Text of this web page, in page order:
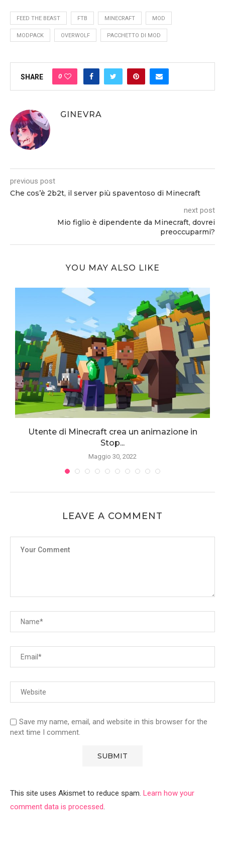
FEED THE BEAST FTB MINECRAFT MOD
MODPACK OVERWOLF PACCHETTO DI MOD
SHARE 0
GINEVRA
previous post
Che cos’è 2b2t, il server più spaventoso di Minecraft
next post
Mio figlio è dipendente da Minecraft, dovrei
preoccuparmi?
YOU MAY ALSO LIKE
Utente di Minecraft crea un animazione in
Stop...
Maggio 30, 2022
LEAVE A COMMENT
Save my name, email, and website in this browser for the
next time I comment.
This site uses Akismet to reduce spam. Learn how your
comment data is processed.